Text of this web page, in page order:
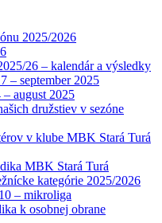
2025/2026
26 – kalendár a výsledky
– september 2025
august 2025
družstiev v sezóne
v klube MBK Stará Turá
MBK Stará Turá
kategórie 2025/2026
– mikroliga
k osobnej obrane